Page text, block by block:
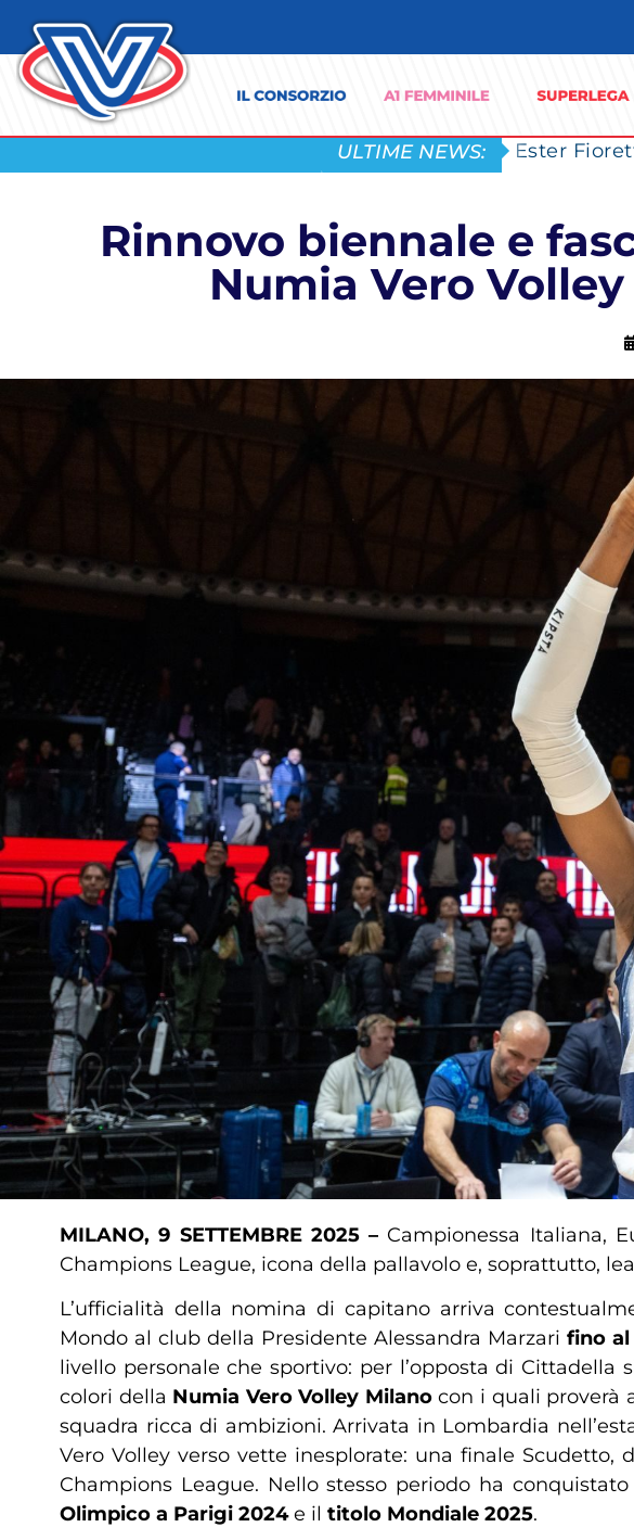
ULTIME NEWS: Ester
Rinnovo biennale e
Numia Vero
MILANO, 9 SETTEMBRE 2025 – Campionessa Italiana,
Champions League, icona della pallavolo e, soprattutto,
L’ufficialità della nomina di capitano arriva
Mondo al club della Presidente Alessandra Marzarifino al
livello personale che sportivo: per l’opposta di Cittadella
colori della Numia Vero Volley Milanocon i quali proverà
squadra ricca di ambizioni. Arrivata in Lombardia
Vero Volley verso vette inesplorate: una finale
Champions League. Nello stesso periodo ha
Olimpico a Parigi 2024e il titolo Mondiale 2025.